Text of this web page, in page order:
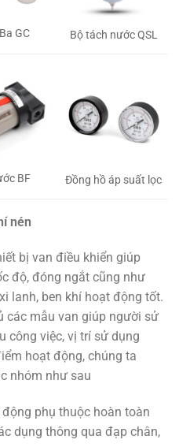
GC Bộ tách nước QSL
BF Đồng hồ áp suất lọc
nén
bị van điều khiển giúp
độ, đóng ngắt cũng như
lanh, ben khí hoạt động tốt.
các mẫu van giúp người sử
công việc, vị trí sử dụng
hoạt động, chúng ta
nhóm như sau
phụ thuộc hoàn toàn
dụng thông qua đạp chân,